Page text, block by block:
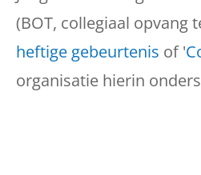
(BOT, collegiaal opvang
heftige gebeurtenis of '
organisatie hierin